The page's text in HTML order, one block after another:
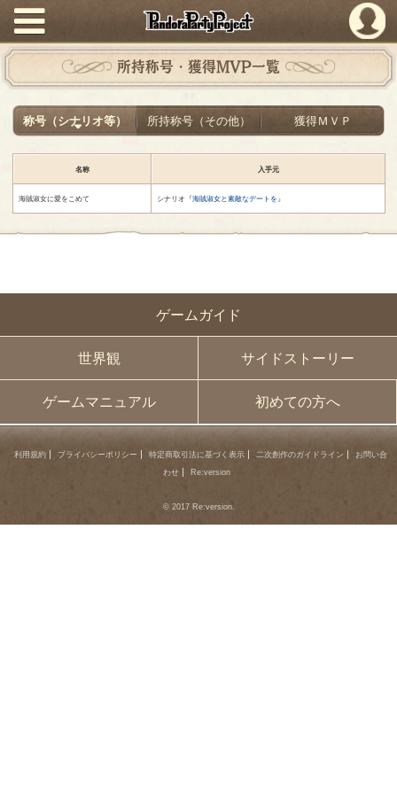
PandoraPartyProject
ゲームガイド
世界観 サイドストーリー
ゲームマニュアル 初めての方へ
所持称号・獲得MVP一覧
称号（シナリオ等） 所持称号（その他） 獲得ＭＶＰ
名称 入手元
海賊淑女に愛をこめて シナリオ『海賊淑女と素敵なデートを 』
利用規約 プライバシーポリシー 特定商取引法に基づく表示 二次創作のガイドライン
お問い合
わせ
Re:version
© 2017 Re:version.